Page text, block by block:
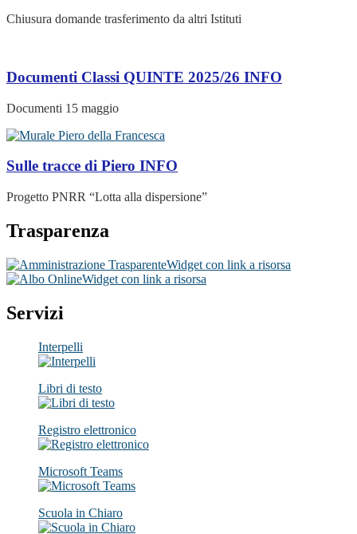
Chiusura domande trasferimento da altri Istituti
Documenti Classi QUINTE 2025/26 INFO
Documenti 15 maggio
Sulle tracce di Piero INFO
Progetto PNRR “Lotta alla dispersione”
Trasparenza
Widget con link a risorsa
Widget con link a risorsa
Servizi
Interpelli
Libri di testo
Registro elettronico
Microsoft Teams
Scuola in Chiaro